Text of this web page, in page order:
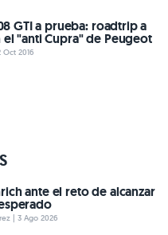
GTI a prueba: roadtrip a
el "anti Cupra" de Peugeot
Oct 2016
ante el reto de alcanzar
| 3 Ago 2026